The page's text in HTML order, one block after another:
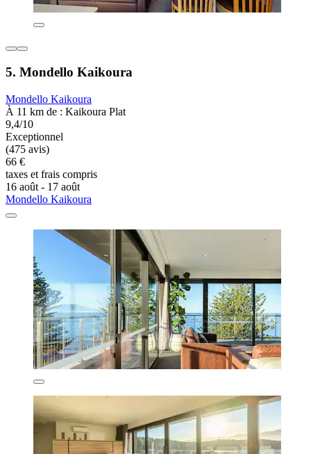
5. Mondello Kaikoura
Mondello Kaikoura
À 11 km de : Kaikoura Plat
9,4/10
Exceptionnel
(475 avis)
66 €
taxes et frais compris
16 août - 17 août
Mondello Kaikoura